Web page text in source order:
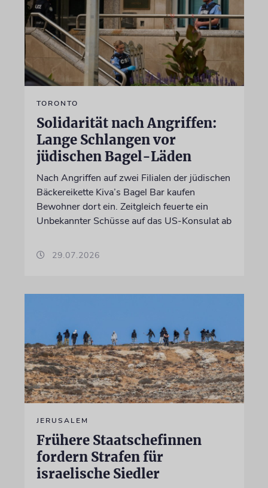
TORONTO
Solidarität nach Angriffen:
Lange Schlangen vor
jüdischen Bagel-Läden
Nach Angriffen auf zwei Filialen der jüdischen
Bäckereikette Kiva’s Bagel Bar kaufen
Bewohner dort ein. Zeitgleich feuerte ein
Unbekannter Schüsse auf das US-Konsulat ab
29.07.2026
JERUSALEM
Frühere Staatschefinnen
fordern Strafen für
israelische Siedler